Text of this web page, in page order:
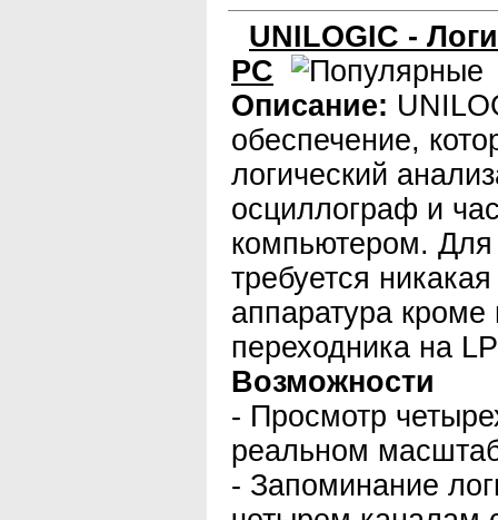
UNILOGIC -
PC
Описание:
обеспечение,
логический
осциллограф и
компьютером.
требуется
аппаратура кроме
переходника на
Возможности
- Просмотр
реальном
- Запоминание